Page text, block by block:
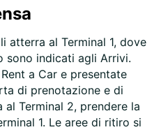
atterra al Terminal 1, dove
sono indicati agli Arrivi.
a Car e presentate
di prenotazione e di
Terminal 2, prendere la
1. Le aree di ritiro si